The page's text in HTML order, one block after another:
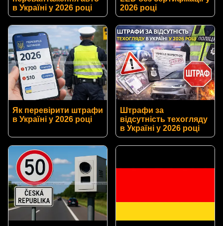
в Україні у 2026 році
2026 році
Як перевірити штрафи
в Україні у 2026 році
Штрафи за
відсутність техогляду
в Україні у 2026 році